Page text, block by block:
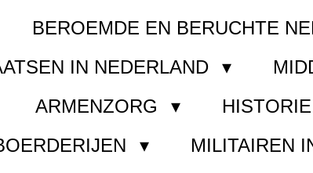
BEROEMDE EN BERUCHTE
IN NEDERLAND
ARMENZORG
MILITAIREN